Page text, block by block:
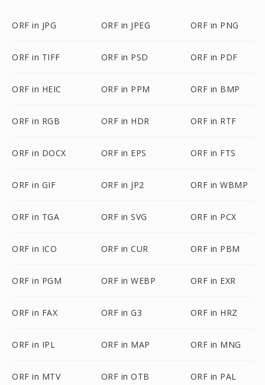
ORF in JPG ORF in JPEG ORF in PNG
ORF in TIFF ORF in PSD ORF in PDF
ORF in HEIC ORF in PPM ORF in BMP
ORF in RGB ORF in HDR ORF in RTF
ORF in DOCX ORF in EPS ORF in FTS
ORF in GIF ORF in JP2 ORF in WBMP
ORF in TGA ORF in SVG ORF in PCX
ORF in ICO ORF in CUR ORF in PBM
ORF in PGM ORF in WEBP ORF in EXR
ORF in FAX ORF in G3 ORF in HRZ
ORF in IPL ORF in MAP ORF in MNG
ORF in MTV ORF in OTB ORF in PAL